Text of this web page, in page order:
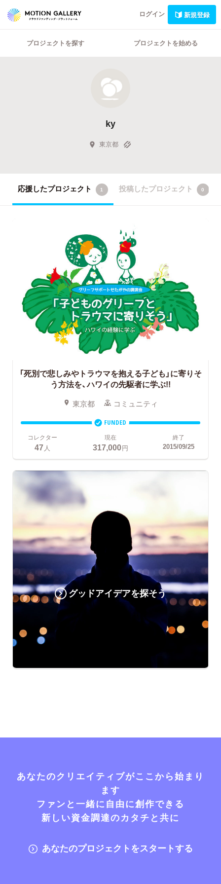
ログイン 新規登録
プロジェクトを探す プロジェクトを始める
ky
東京都
応援したプロジェクト 1 投稿したプロジェクト 0
「死別で悲しみやトラウマを抱える子ども」に寄りそ
う方法を、ハワイの先駆者に学ぶ!!
東京都 コミュニティ
FUNDED
コレクター
47 人
現在
317,000円
終了
2015/09/25
グッドアイデアを探そう
あなたのクリエイティブがここから始まり
ます
ファンと一緒に自由に創作できる
新しい資金調達のカタチと共に
あなたのプロジェクトをスタートする